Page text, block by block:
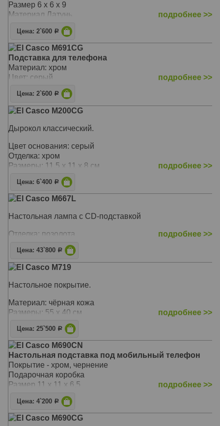
Размер 6 х 6 х 9
Материал Латунь
подробнее >>
Цена: 2`600 Р
El Casco M691CG
Подставка для телефона
Материал: хром
Цвет: серый
подробнее >>
Цена: 2`600 Р
El Casco M200CG
Дырокол классический.
Цвет основания: серый
Отделка: хром
Размеры: 11.5 x 11 x 8 см
подробнее >>
Цена: 6`400 Р
El Casco M667L
Настольная лампа с CD-подставкой
Отделка: позолота подробнее >>
Цена: 43`800 Р
El Casco M719
Настольное покрытие.
Материал: чёрная кожа
Размеры: 55 x 40 см
подробнее >>
Цена: 25`500 Р
El Casco M690CN
Настольная подставка под мобильный телефон
Покрытие - хром, чернение
Подарочная коробка
Размер 11 х 11 х 6,5
подробнее >>
Цена: 4`200 Р
El Casco M690CG